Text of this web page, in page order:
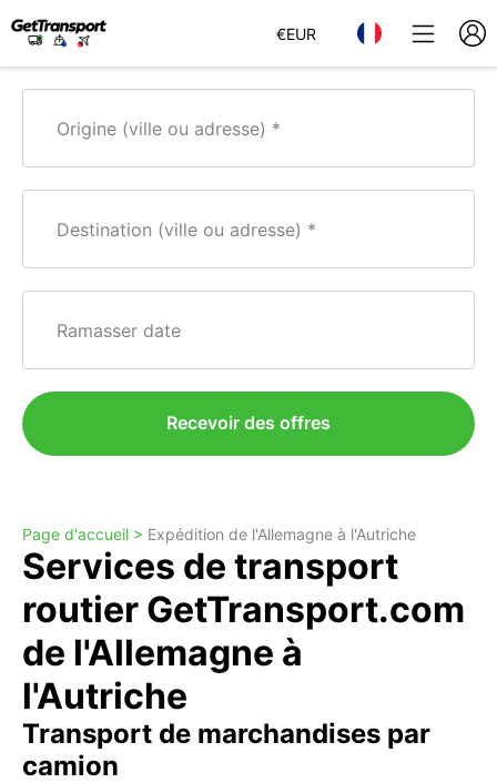
€EUR
Origine (ville ou adresse)
Destination (ville ou adresse)
Ramasser date
Recevoir des offres
Page d'accueil > Expédition de l'Allemagne à l'Autriche
Services de transport
routier GetTransport.com
de l'Allemagne à
l'Autriche
Transport de marchandises par
camion